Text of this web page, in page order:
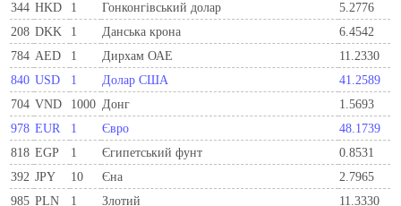
344 HKD 1 Гонконгівський долар
5.2776
208 DKK 1 Данська крона
6.4542
784 AED 1 Дирхам ОАЕ
11.2330
840 USD 1 Долар США
41.2589
704 VND 1000 Донг
1.5693
978 EUR 1 Євро
48.1739
818 EGP 1 Єгипетський фунт
0.8531
392 JPY 10 Єна
2.7965
985 PLN 1 Злотий
11.3330